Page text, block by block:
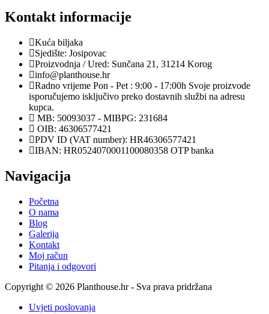
Kontakt informacije
Kuća biljaka
Sjedište: Josipovac
Proizvodnja / Ured: Sunčana 21, 31214 Korog
info@planthouse.hr
Radno vrijeme Pon - Pet : 9:00 - 17:00h Svoje proizvode
isporučujemo isključivo preko dostavnih službi na adresu
kupca.
MB: 50093037 - MIBPG: 231684
OIB: 46306577421
PDV ID (VAT number): HR46306577421
IBAN: HR0524070001100080358 OTP banka
Navigacija
Početna
O nama
Blog
Galerija
Kontakt
Moj račun
Pitanja i odgovori
Copyright © 2026 Planthouse.hr - Sva prava pridržana
Uvjeti poslovanja